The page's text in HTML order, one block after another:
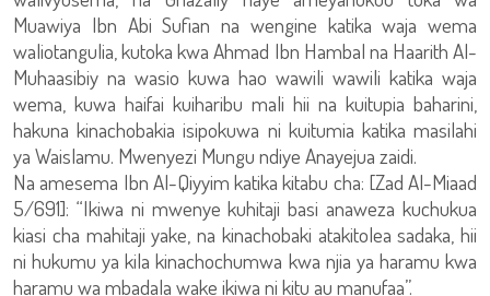
Muawiya Ibn Abi Sufian na wengine katika waja wema
waliotangulia, kutoka kwa Ahmad Ibn Hambal na Haarith Al-
Muhaasibiy na wasio kuwa hao wawili wawili katika waja
wema, kuwa haifai kuiharibu mali hii na kuitupia baharini,
hakuna kinachobakia isipokuwa ni kuitumia katika masilahi
ya Waislamu. Mwenyezi Mungu ndiye Anayejua zaidi.
Na amesema Ibn Al-Qiyyim katika kitabu cha: [Zad Al-Miaad
5/691]: “Ikiwa ni mwenye kuhitaji basi anaweza kuchukua
kiasi cha mahitaji yake, na kinachobaki atakitolea sadaka, hii
ni hukumu ya kila kinachochumwa kwa njia ya haramu kwa
haramu wa mbadala wake ikiwa ni kitu au manufaa”.